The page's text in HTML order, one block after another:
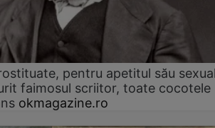
pentru apetitul său
faimosul scriitor, toate cocotele
okmagazine.ro